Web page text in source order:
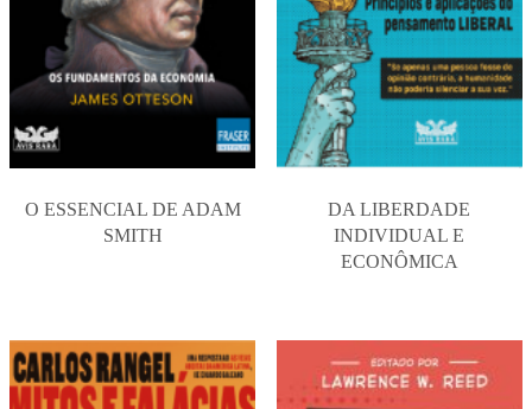
O ESSENCIAL DE ADAM
SMITH
DA LIBERDADE
INDIVIDUAL E
ECONÔMICA